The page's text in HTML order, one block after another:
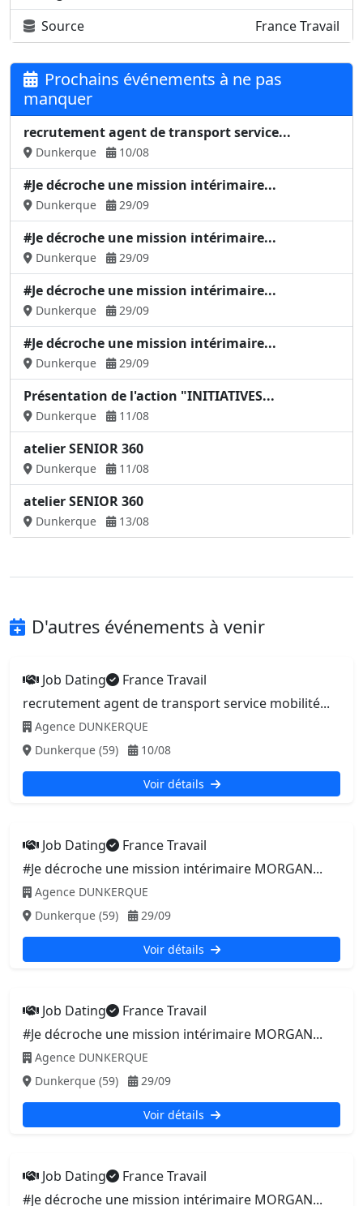
Source
France Travail
Prochains événements à ne pas
manquer
recrutement agent de transport service...
Dunkerque 10/08
#Je décroche une mission intérimaire...
Dunkerque 29/09
#Je décroche une mission intérimaire...
Dunkerque 29/09
#Je décroche une mission intérimaire...
Dunkerque 29/09
#Je décroche une mission intérimaire...
Dunkerque 29/09
Présentation de l'action "INITIATIVES...
Dunkerque 11/08
atelier SENIOR 360
Dunkerque 11/08
atelier SENIOR 360
Dunkerque 13/08
D'autres événements à venir
Job Dating
France Travail
recrutement agent de transport service mobilité...
Agence DUNKERQUE
Dunkerque (59)
10/08
Voir détails
Job Dating
France Travail
#Je décroche une mission intérimaire MORGAN...
Agence DUNKERQUE
Dunkerque (59)
29/09
Voir détails
Job Dating
France Travail
#Je décroche une mission intérimaire MORGAN...
Agence DUNKERQUE
Dunkerque (59)
29/09
Voir détails
Job Dating
France Travail
#Je décroche une mission intérimaire MORGAN...